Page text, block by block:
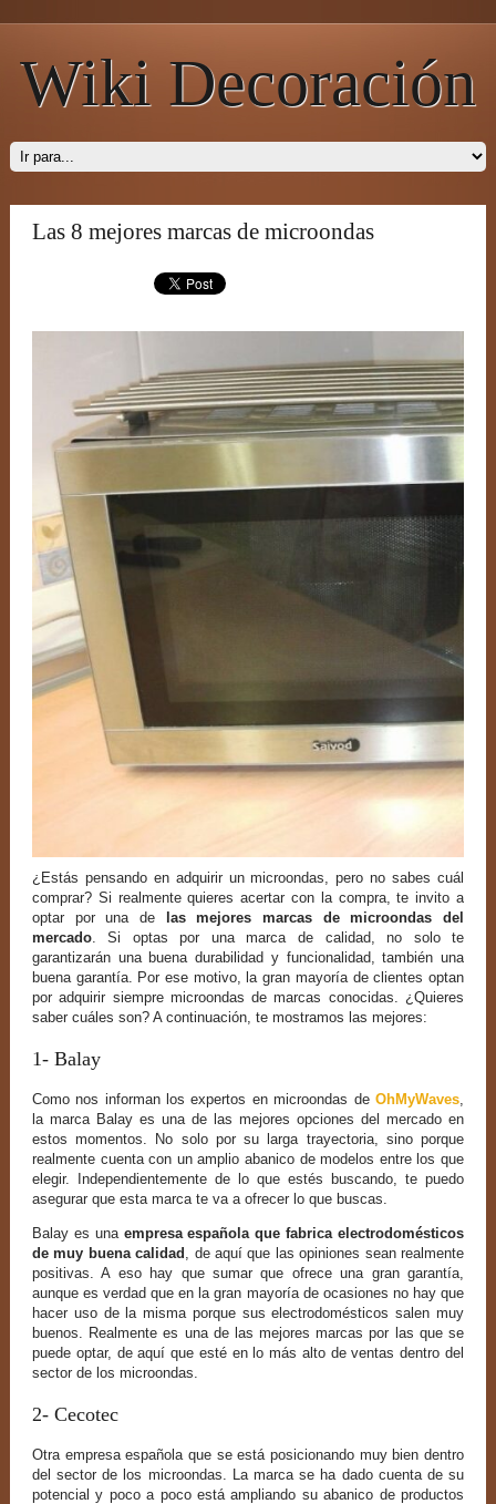
Wiki Decoración
Las 8 mejores marcas de microondas
¿Estás pensando en adquirir un microondas, pero no sabes cuál
comprar? Si realmente quieres acertar con la compra, te invito a
optar por una delas mejores marcas de microondas del
mercado. Si optas por una marca de calidad, no solo te
garantizarán una buena durabilidad y funcionalidad, también una
buena garantía. Por ese motivo, la gran mayoría de clientes optan
por adquirir siempre microondas de marcas conocidas. ¿Quieres
saber cuáles son? A continuación, te mostramos las mejores:
1- Balay
Como nos informan los expertos en microondas deOhMyWaves
la marca Balay es una de las mejores opciones del mercado en
estos momentos. No solo por su larga trayectoria, sino porque
realmente cuenta con un amplio abanico de modelos entre los que
elegir. Independientemente de lo que estés buscando, te puedo
asegurar que esta marca te va a ofrecer lo que buscas.
Balay es una empresa española que fabrica electrodomésticos
de muy buena calidad
, de aquí que las opiniones sean realmente
positivas. A eso hay que sumar que ofrece una gran garantía,
aunque es verdad que en la gran mayoría de ocasiones no hay que
hacer uso de la misma porque sus electrodomésticos salen muy
buenos. Realmente es una de las mejores marcas por las que se
puede optar, de aquí que esté en lo más alto de ventas dentro del
sector de los microondas.
2- Cecotec
Otra empresa española que se está posicionando muy bien dentro
del sector de los microondas. La marca se ha dado cuenta de su
potencial y poco a poco está ampliando su abanico de productos